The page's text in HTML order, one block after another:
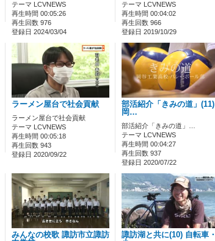
テーマ LCVNEWS
再生時間 00:05:26
再生回数 976
登録日 2024/03/04
テーマ LCVNEWS
再生時間 00:04:02
再生回数 966
登録日 2019/10/29
ラーメン屋台で社会貢献
ラーメン屋台で社会貢献
テーマ LCVNEWS
再生時間 00:05:18
再生回数 943
登録日 2020/09/22
部活紹介「きみの道」(11)
岡…
部活紹介「きみの道」…
テーマ LCVNEWS
再生時間 00:04:27
再生回数 937
登録日 2020/07/22
みんなの校歌 諏訪市立諏訪
諏訪湖と共に(10) 自転車・